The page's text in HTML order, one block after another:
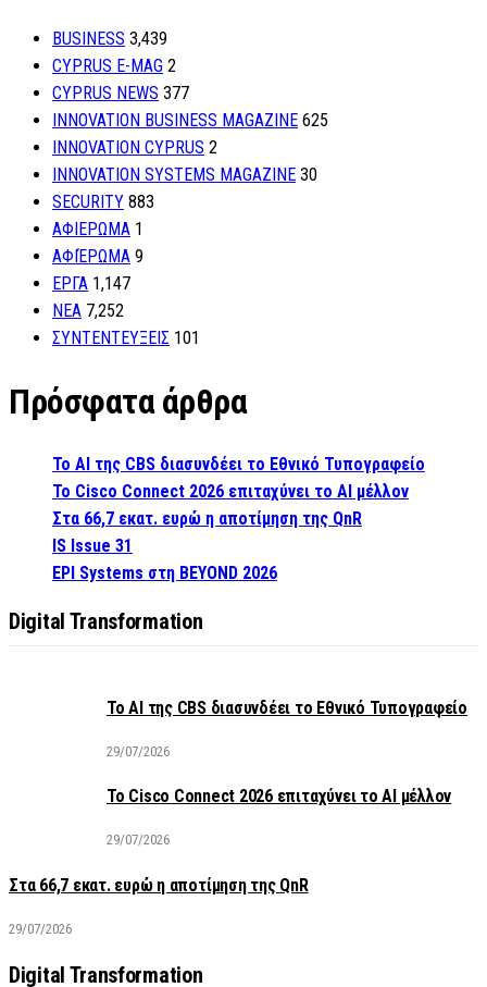
BUSINESS 3,439
CYPRUS E-MAG 2
CYPRUS NEWS 377
INNOVATION BUSINESS MAGAZINE 625
INNOVATION CYPRUS 2
INNOVATION SYSTEMS MAGAZINE 30
SECURITY 883
ΑΦΙΕΡΩΜΑ 1
ΑΦΙΈΡΩΜΑ 9
ΕΡΓΑ 1,147
ΝΕΑ 7,252
ΣΥΝΤΕΝΤΕΥΞΕΙΣ 101
Πρόσφατα άρθρα
Το AI της CBS διασυνδέει το Εθνικό Τυπογραφείο
Το Cisco Connect 2026 επιταχύνει το AI μέλλον
Στα 66,7 εκατ. ευρώ η αποτίμηση της QnR
IS Issue 31
EPI Systems στη BEYOND 2026
Digital Transformation
Το AI της CBS διασυνδέει το Εθνικό Τυπογραφείο
29/07/2026
Το Cisco Connect 2026 επιταχύνει το AI μέλλον
29/07/2026
Στα 66,7 εκατ. ευρώ η αποτίμηση της QnR
29/07/2026
Digital Transformation